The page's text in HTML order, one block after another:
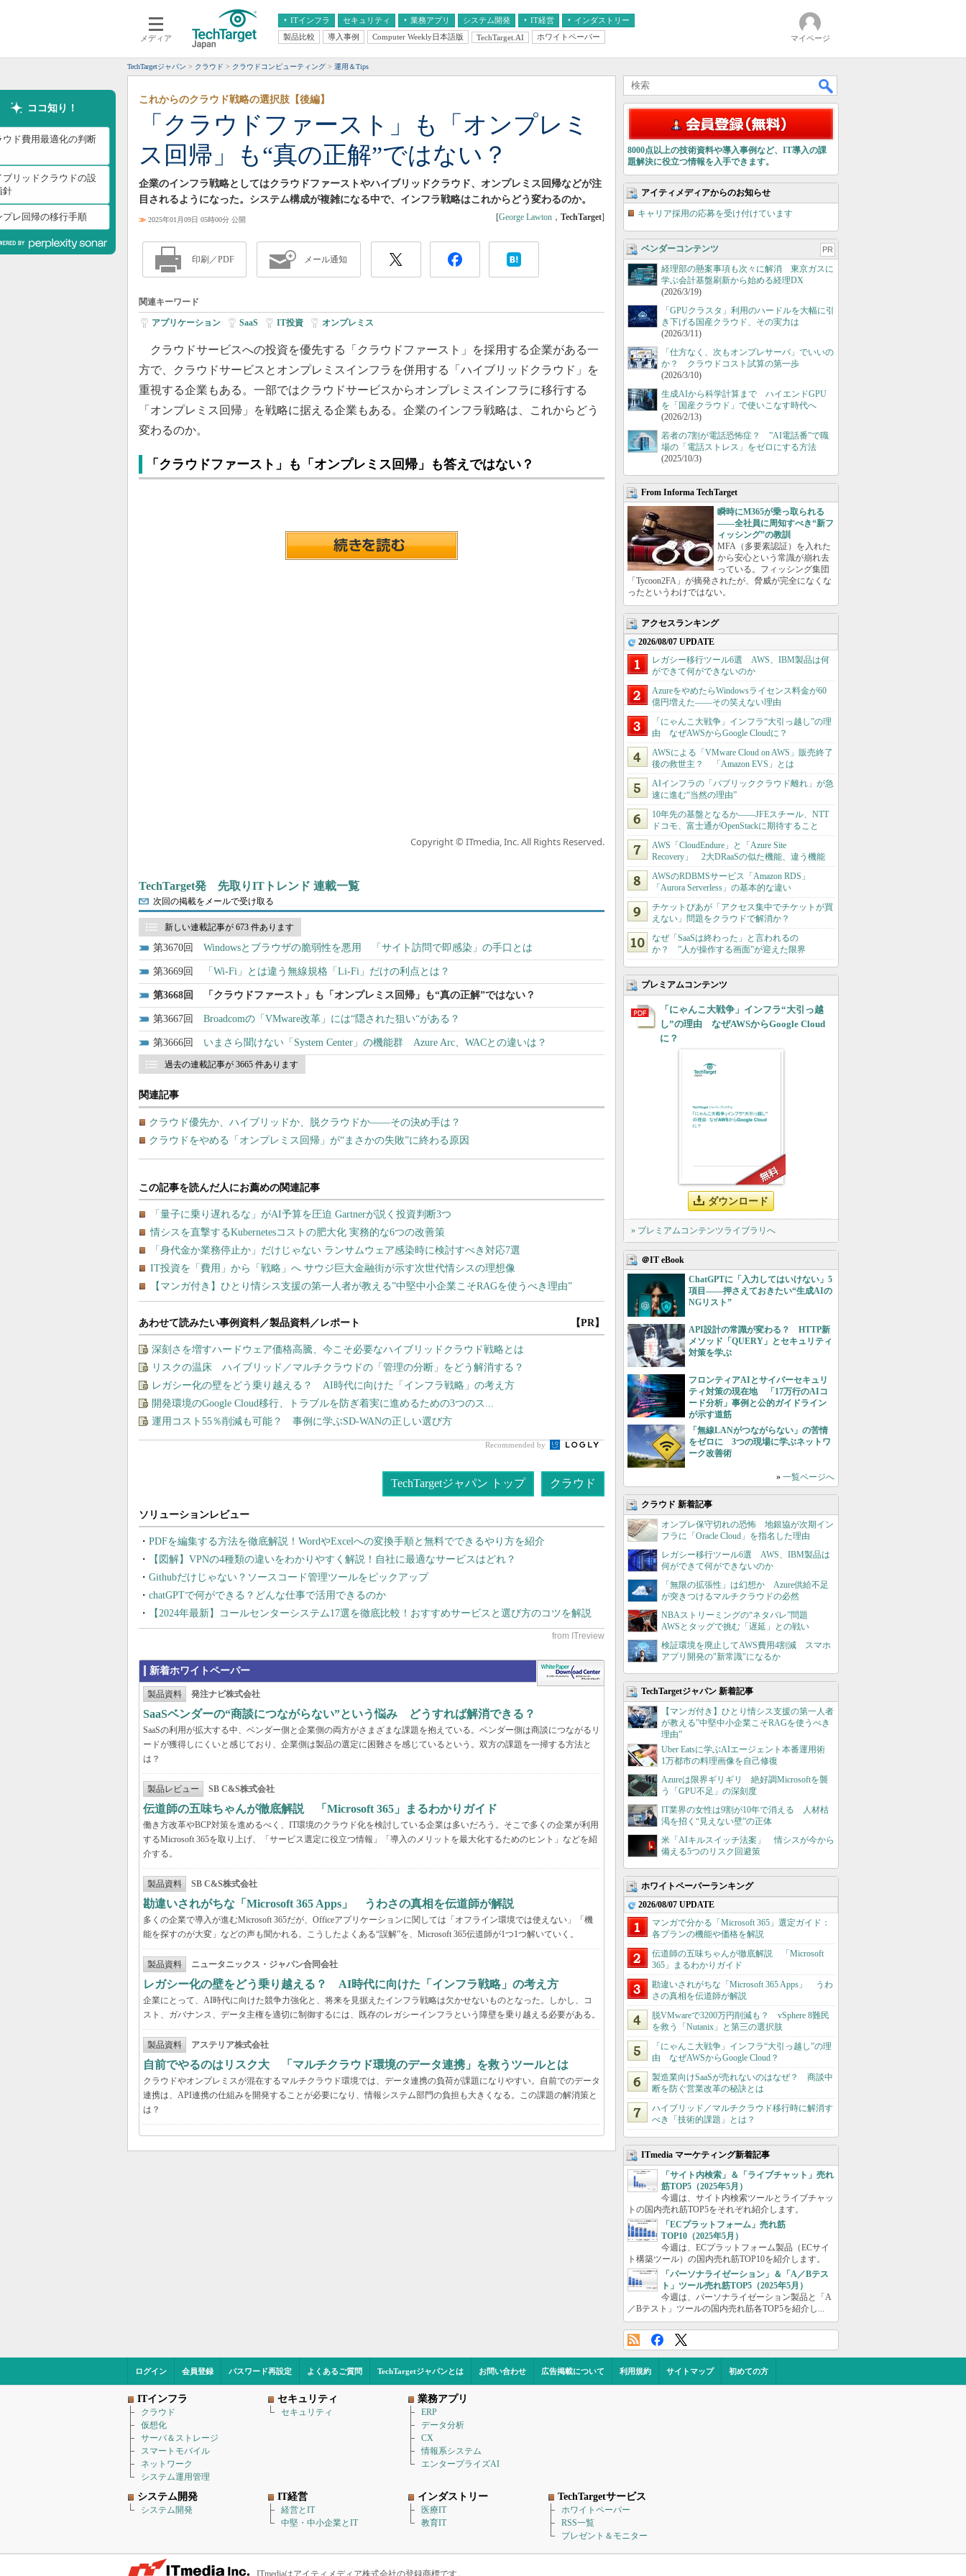
メディア
ITインフラ
クラウド
スマートモバイル
ネットワーク
システム運用管理
セキュリティ 業務アプリ
エンタープライズAI
ERP
CX
情報系システム
システム開発 IT経営
経営とIT
インダストリー
医療IT
製品比較 導入事例 Computer Weekly日本語版 TechTarget.AI ホワイトペーパー マイページ
TechTargetジャパン クラウド クラウドコンピューティング 運用＆Tips
ココ知り！
ウド費用最適化の判断
ブリッドクラウドの設
針
プレ回帰の移行手順
「クラウドファースト」も「オンプレミ
ス回帰」も“真の正解”ではない？
これからのクラウド戦略の選択肢【後編】
企業のインフラ戦略としてはクラウドファーストやハイブリッドクラウド、オンプレミス回帰などが注
目されるようになった。システム構成が複雑になる中で、インフラ戦略はこれからどう変わるのか。
≫ 2025年01月09日 05時00分 公開 [George Lawton ， TechTarget]
印刷／PDF メール通知
関連キーワード
アプリケーション SaaS IT投資 オンプレミス
クラウドサービスへの投資を優先する「クラウドファースト」を採用する企業がある一
方で、クラウドサービスとオンプレミスインフラを併用する「ハイブリッドクラウド」を
重視する企業もある。一部ではクラウドサービスからオンプレミスインフラに移行する
「オンプレミス回帰」を戦略に据える企業もある。企業のインフラ戦略は、これからどう
変わるのか。
「クラウドファースト」も「オンプレミス回帰」も答えではない？
Copyright © ITmedia, Inc. All Rights Reserved.
TechTarget発 先取りITトレンド 連載一覧
次回の掲載をメールで受け取る
新しい連載記事が 673 件あります
3670 Windowsとブラウザの脆弱性を悪用 「サイト訪問で即感染」の手口とは
3669 「Wi-Fi」とは違う無線規格「Li-Fi」だけの利点とは？
3668 「クラウドファースト」も「オンプレミス回帰」も“真の正解”ではない？
3667 Broadcomの「VMware改革」には“隠された狙い“がある？
3666 いまさら聞けない「System Center」の機能群 Azure Arc、WACとの違いは？
過去の連載記事が 3665 件あります
関連記事
クラウド優先か、ハイブリッドか、脱クラウドか――その決め手は？
クラウドをやめる「オンプレミス回帰」が“まさかの失敗”に終わる原因
あわせて読みたい事例資料／製品資料／レポート 【PR】
深刻さを増すハードウェア価格高騰、今こそ必要なハイブリッドクラウド戦略とは
リスクの温床 ハイブリッド／マルチクラウドの「管理の分断」をどう解消する？
レガシー化の壁をどう乗り越える？ AI時代に向けた「インフラ戦略」の考え方
開発環境のGoogle Cloud移行、トラブルを防ぎ着実に進めるための3つのス...
運用コスト55％削減も可能？ 事例に学ぶSD-WANの正しい選び方
Recommended by
TechTargetジャパン トップ クラウド
PDFを編集する方法を徹底解説！WordやExcelへの変換手順と無料でできるやり方を紹介
【図解】VPNの4種類の違いをわかりやすく解説！自社に最適なサービスはどれ？
Githubだけじゃない？ソースコード管理ツールをピックアップ
chatGPTで何ができる？どんな仕事で活用できるのか
【2024年最新】コールセンターシステム17選を徹底比較！おすすめサービスと選び方のコツを解説
新着ホワイトペーパー
製品資料 発注ナビ株式会社
SaaSベンダーの“商談につながらない”という悩み どうすれば解消できる？
SaaSの利用が拡大する中、ベンダー側と企業側の両方がさまざまな課題を抱えている。ベンダー側は商談につながるリ
ードが獲得しにくいと感じており、企業側は製品の選定に困難さを感じているという。双方の課題を一掃する方法と
は？
製品レビュー SB C&S株式会社
伝道師の五味ちゃんが徹底解説 「Microsoft 365」まるわかりガイド
働き方改革やBCP対策を進めるべく、IT環境のクラウド化を検討している企業は多いだろう。そこで多くの企業が利用
するMicrosoft 365を取り上げ、「サービス選定に役立つ情報」「導入のメリットを最大化するためのヒント」などを紹
介する。
製品資料 SB C&S株式会社
勘違いされがちな「Microsoft 365 Apps」 うわさの真相を伝道師が解説
多くの企業で導入が進むMicrosoft 365だが、Officeアプリケーションに関しては「オフライン環境では使えない」「機
能を探すのが大変」などの声も聞かれる。こうしたよくある“誤解”を、Microsoft 365伝道師が1つ1つ解いていく。
製品資料 ニュータニックス・ジャパン合同会社
レガシー化の壁をどう乗り越える？ AI時代に向けた「インフラ戦略」の考え方
企業にとって、AI時代に向けた競争力強化と、将来を見据えたインフラ戦略は欠かせないものとなった。しかし、コ
スト、ガバナンス、データ主権を適切に制御するには、既存のレガシーインフラという障壁を乗り越える必要がある。
製品資料 アステリア株式会社
自前でやるのはリスク大 「マルチクラウド環境のデータ連携」を救うツールとは
クラウドやオンプレミスが混在するマルチクラウド環境では、データ連携の負荷が課題になりやすい。自前でのデータ
連携は、API連携の仕組みを開発することが必要になり、情報システム部門の負担も大きくなる。この課題の解消策と
は？
8000点以上の技術資料や導入事例など、IT導入の課
題解決に役立つ情報を入手できます。
アイティメディアからのお知らせ
キャリア採用の応募を受け付けています
ベンダーコンテンツ PR
経理部の懸案事項も次々に解消 東京ガスに
学ぶ会計基盤刷新から始める経理DX
(2026/3/19)
「GPUクラスタ」利用のハードルを大幅に引
き下げる国産クラウド、その実力は
(2026/3/11)
「仕方なく、次もオンプレサーバ」でいいの
か？ クラウドコスト試算の第一歩
(2026/3/10)
生成AIから科学計算まで ハイエンドGPU
を「国産クラウド」で使いこなす時代へ
(2026/2/13)
若者の7割が電話恐怖症？ ”AI電話番”で職
場の「電話ストレス」をゼロにする方法
(2025/10/3)
From Informa TechTarget
瞬時にM365が乗っ取られる
――全社員に周知すべき“新フ
ィッシング”の教訓
MFA（多要素認証）を入れた
から安心という常識が崩れ去
っている。フィッシング集団
「Tycoon2FA」が摘発されたが、脅威が完全になくな
ったというわけではない。
アクセスランキング
2026/08/07 UPDATE
レガシー移行ツール6選 AWS、IBM製品は何
ができて何ができないのか
AzureをやめたらWindowsライセンス料金が60
億円増えた――その笑えない理由
「にゃんこ大戦争」インフラ“大引っ越し”の理
由 なぜAWSからGoogle Cloudに？
AWSによる「VMware Cloud on AWS」販売終了
後の救世主？ 「Amazon EVS」とは
AIインフラの「パブリッククラウド離れ」が急
速に進む“当然の理由”
10年先の基盤となるか――JFEスチール、NTT
ドコモ、富士通がOpenStackに期待すること
AWS「CloudEndure」と「Azure Site
Recovery」 2大DRaaSの似た機能、違う機能
AWSのRDBMSサービス「Amazon RDS」
「Aurora Serverless」の基本的な違い
チケットぴあが「アクセス集中でチケットが買
えない」問題をクラウドで解消か？
なぜ「SaaSは終わった」と言われるの
か？ ”人が操作する画面”が迎えた限界
プレミアムコンテンツ
「にゃんこ大戦争」インフラ“大引っ越
し”の理由 なぜAWSからGoogle Cloud
に？
ダウンロード
» プレミアムコンテンツライブラリへ
＠IT eBook
ChatGPTに「入力してはいけない」5
項目――押さえておきたい“生成AIの
NGリスト”
API設計の常識が変わる？ HTTP新
メソッド「QUERY」とセキュリティ
対策を学ぶ
フロンティアAIとサイバーセキュリ
ティ対策の現在地 「17万行のAIコ
ード分析」事例と公的ガイドライン
が示す道筋
「無線LANがつながらない」の苦情
をゼロに 3つの現場に学ぶネットワ
ーク改善術
» 一覧ページへ
クラウド 新着記事
オンプレ保守切れの恐怖 地銀協が次期イン
フラに「Oracle Cloud」を指名した理由
レガシー移行ツール6選 AWS、IBM製品は
何ができて何ができないのか
「無限の拡張性」は幻想か Azure供給不足
が突きつけるマルチクラウドの必然
NBAストリーミングの“ネタバレ”問題
AWSとタッグで挑む「遅延」との戦い
検証環境を廃止してAWS費用4割減 スマホ
アプリ開発の"新常識"になるか
TechTargetジャパン 新着記事
【マンガ付き】ひとり情シス支援の第一人者
が教える”中堅中小企業こそRAGを使うべき
理由”
Uber Eatsに学ぶAIエージェント本番運用術
1万都市の料理画像を自己修復
Azureは限界ギリギリ 絶好調Microsoftを襲
う「GPU不足」の深刻度
IT業界の女性は9割が10年で消える 人材枯
渇を招く“見えない壁”の正体
米「AIキルスイッチ法案」 情シスが今から
備える5つのリスク回避策
ホワイトペーパーランキング
2026/08/07 UPDATE
マンガで分かる「Microsoft 365」選定ガイド：
各プランの機能や価格を解説
伝道師の五味ちゃんが徹底解説 「Microsoft
365」まるわかりガイド
勘違いされがちな「Microsoft 365 Apps」 うわ
さの真相を伝道師が解説
脱VMwareで3200万円削減も？ vSphere 8難民
を救う「Nutanix」と第三の選択肢
「にゃんこ大戦争」インフラ“大引っ越し”の理
由 なぜAWSからGoogle Cloud？
製造業向けSaaSが売れないのはなぜ？ 商談中
断を防ぐ営業改革の秘訣とは
ハイブリッド／マルチクラウド移行時に解消す
べき「技術的課題」とは？
ITmedia マーケティング新着記事
「サイト内検索」＆「ライブチャット」売れ
筋TOP5（2025年5月）
今週は、サイト内検索ツールとライブチャッ
トの国内売れ筋TOP5をそれぞれ紹介します。
「ECプラットフォーム」売れ筋
TOP10（2025年5月）
今週は、ECプラットフォーム製品（ECサイ
ト構築ツール）の国内売れ筋TOP10を紹介します。
「パーソナライゼーション」＆「A／Bテス
ト」ツール売れ筋TOP5（2025年5月）
今週は、パーソナライゼーション製品と「A
／Bテスト」ツールの国内売れ筋各TOP5を紹介し...
ログイン 会員登録 パスワード再設定 よくあるご質問 TechTargetジャパンとは お問い合わせ 広告掲載について 利用規約 サイトマップ 初めての方
ITインフラ
クラウド
仮想化
サーバ＆ストレージ
スマートモバイル
ネットワーク
システム運用管理
セキュリティ
セキュリティ
業務アプリ
ERP
データ分析
CX
情報系システム
エンタープライズAI
システム開発
システム開発
IT経営
経営とIT
中堅・中小企業とIT
インダストリー
医療IT
教育IT
TechTargetサービス
ホワイトペーパー
RSS一覧
プレゼント＆モニター
ITmediaはアイティメディア株式会社の登録商標です。